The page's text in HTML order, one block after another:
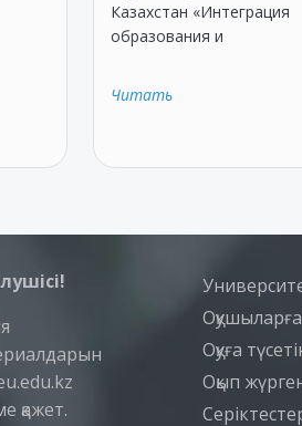
Казахстан «Интеграция
образования и
Читать
қажет.
Оқушыларға
Оқуға
Оқып